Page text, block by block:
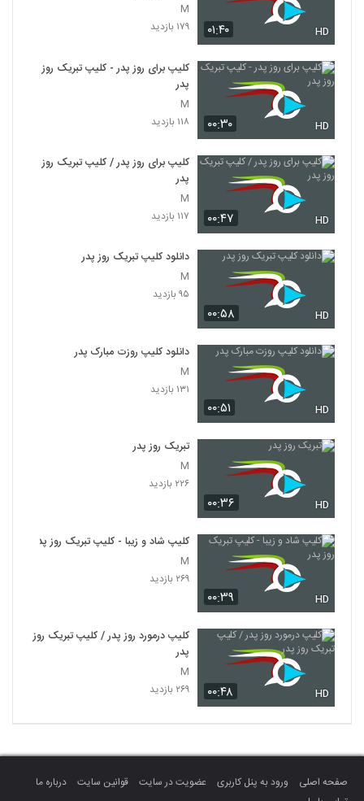
۰۱:۴۰ HD
M
۱۷۹ بازدید
۰۰:۳۰ HD
کلیپ برای روز پدر - کلیپ تبریک روز
پدر
M
۱۱۸ بازدید
۰۰:۴۷ HD
کلیپ برای روز پدر / کلیپ تبریک روز
پدر
M
۱۱۷ بازدید
۰۰:۵۸ HD
دانلود کلیپ تبریک روز پدر
M
۹۵ بازدید
۰۰:۵۱ HD
دانلود کلیپ روزت مبارک پدر
M
۱۳۱ بازدید
۰۰:۳۶ HD
تبریک روز پدر
M
۲۲۶ بازدید
۰۰:۳۹ HD
کلیپ شاد و زیبا - کلیپ تبریک روز پدر
M
۲۶۹ بازدید
۰۰:۴۸ HD
کلیپ درمورد روز پدر / کلیپ تبریک روز
پدر
M
۲۶۹ بازدید
صفحه اصلی ورود به پنل کاربری عضویت در سایت قوانین سایت
درباره ما